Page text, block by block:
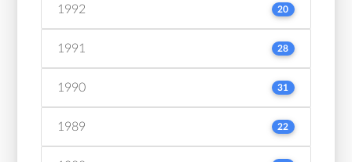
1992 20
1991 28
1990 31
1989 22